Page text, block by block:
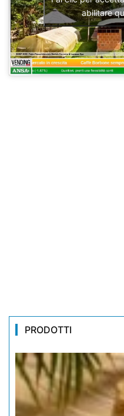
abilitare
PRODOTTI